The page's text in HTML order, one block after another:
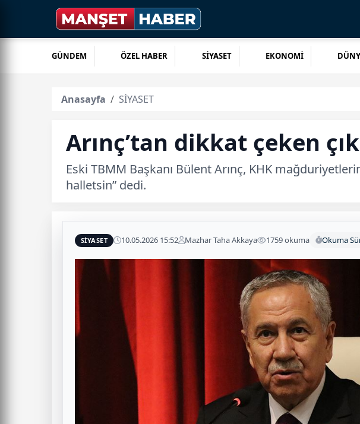
GÜNDEM ÖZEL HABER SİYASET EKONOMİ
Anasayfa SİYASET
Arınç’tan dikkat çeken
Eski TBMM Başkanı Bülent Arınç, KHK
halletsin” dedi.
SİYASET 10.05.2026 15:52 Mazhar Taha Akkaya 1759 okuma Okuma